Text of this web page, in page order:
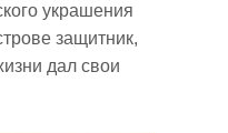
украшения
защитник,
дал свои